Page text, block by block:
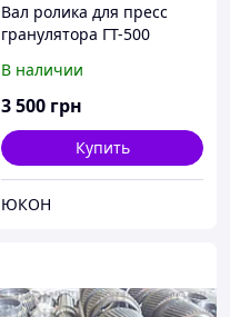
Вал ролика для пресс
гранулятора ГТ-500
В наличии
3 500 грн
Купить
ЮКОН